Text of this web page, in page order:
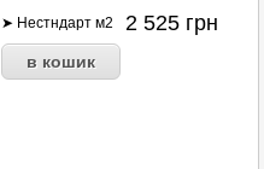
➤ Нестндарт м2 2 525 грн